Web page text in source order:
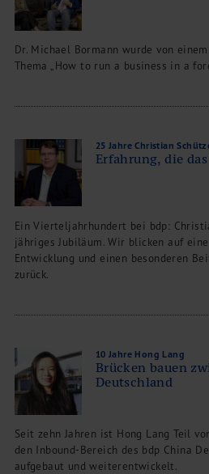
Dr. Michael Bormann wurde von
Thema „How to run a business in a
25 Jahre Christian
Erfahrung, die
Ein Vierteljahrhundert bei bdp:
jähriges Jubiläum. Wir blicken auf
Entwicklung und einen besonderen
zurück.
10 Jahre Hong Lang
Brücken bauen
Deutschland
Seit zehn Jahren ist Hong Lang Teil
den Inbound-Bereich des bdp China
aufgebaut und weiterentwickelt.